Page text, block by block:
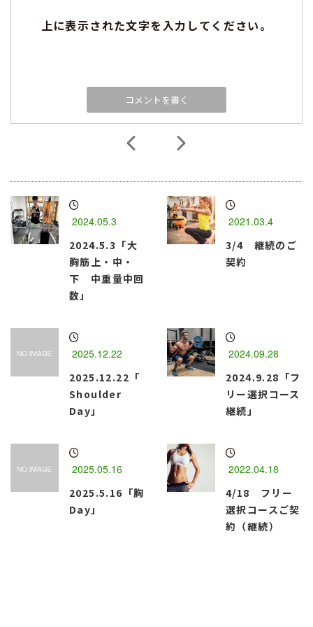
上に表示された文字を入力してください。
2024.05.3
2024.5.3「大
胸筋上・中・
下 中重量中回
数」
2021.03.4
3/4 継続のご
契約
2025.12.22
2025.12.22「
Shoulder
Day」
2024.09.28
2024.9.28「フ
リー選択コース
継続」
2025.05.16
2025.5.16「胸
Day」
2022.04.18
4/18 フリー
選択コースご契
約（継続）